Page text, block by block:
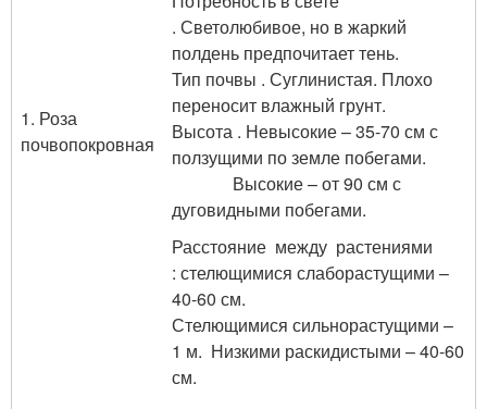
1. Роза
почвопокровная
. Светолюбивое, но в жаркий
полдень предпочитает тень.
Тип почвы . Суглинистая. Плохо
переносит влажный грунт.
Высота . Невысокие – 35-70 см с
ползущими по земле побегами.
Высокие – от 90 см с
дуговидными побегами.
Расстояние между растениями
: стелющимися слаборастущими –
40-60 см.
Стелющимися сильнорастущими –
1 м. Низкими раскидистыми – 40-60
см.